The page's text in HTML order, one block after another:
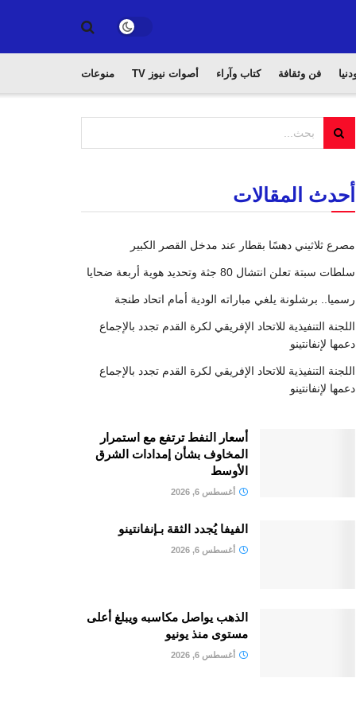
فن وثقافة كتاب وآراء أصوات نيوز TV منوعات
أحدث المقالات
مصرع ثلاثيني دهسًا بقطار عند مدخل القصر الكبير
سلطات سبتة تعلن انتشال 80 جثة وتحديد هوية أربعة ضحايا
رسميا.. برشلونة يلغي مباراته الودية أمام اتحاد طنجة
اللجنة التنفيذية للاتحاد الإفريقي لكرة القدم تجدد بالإجماع
دعمها لإنفانتينو
اللجنة التنفيذية للاتحاد الإفريقي لكرة القدم تجدد بالإجماع
دعمها لإنفانتينو
أسعار النفط ترتفع مع استمرار
المخاوف بشأن إمدادات الشرق
الأوسط
أغسطس 6, 2026
الفيفا يُجدد الثقة بـإنفانتينو
أغسطس 6, 2026
الذهب يواصل مكاسبه ويبلغ أعلى
مستوى منذ يونيو
أغسطس 6, 2026